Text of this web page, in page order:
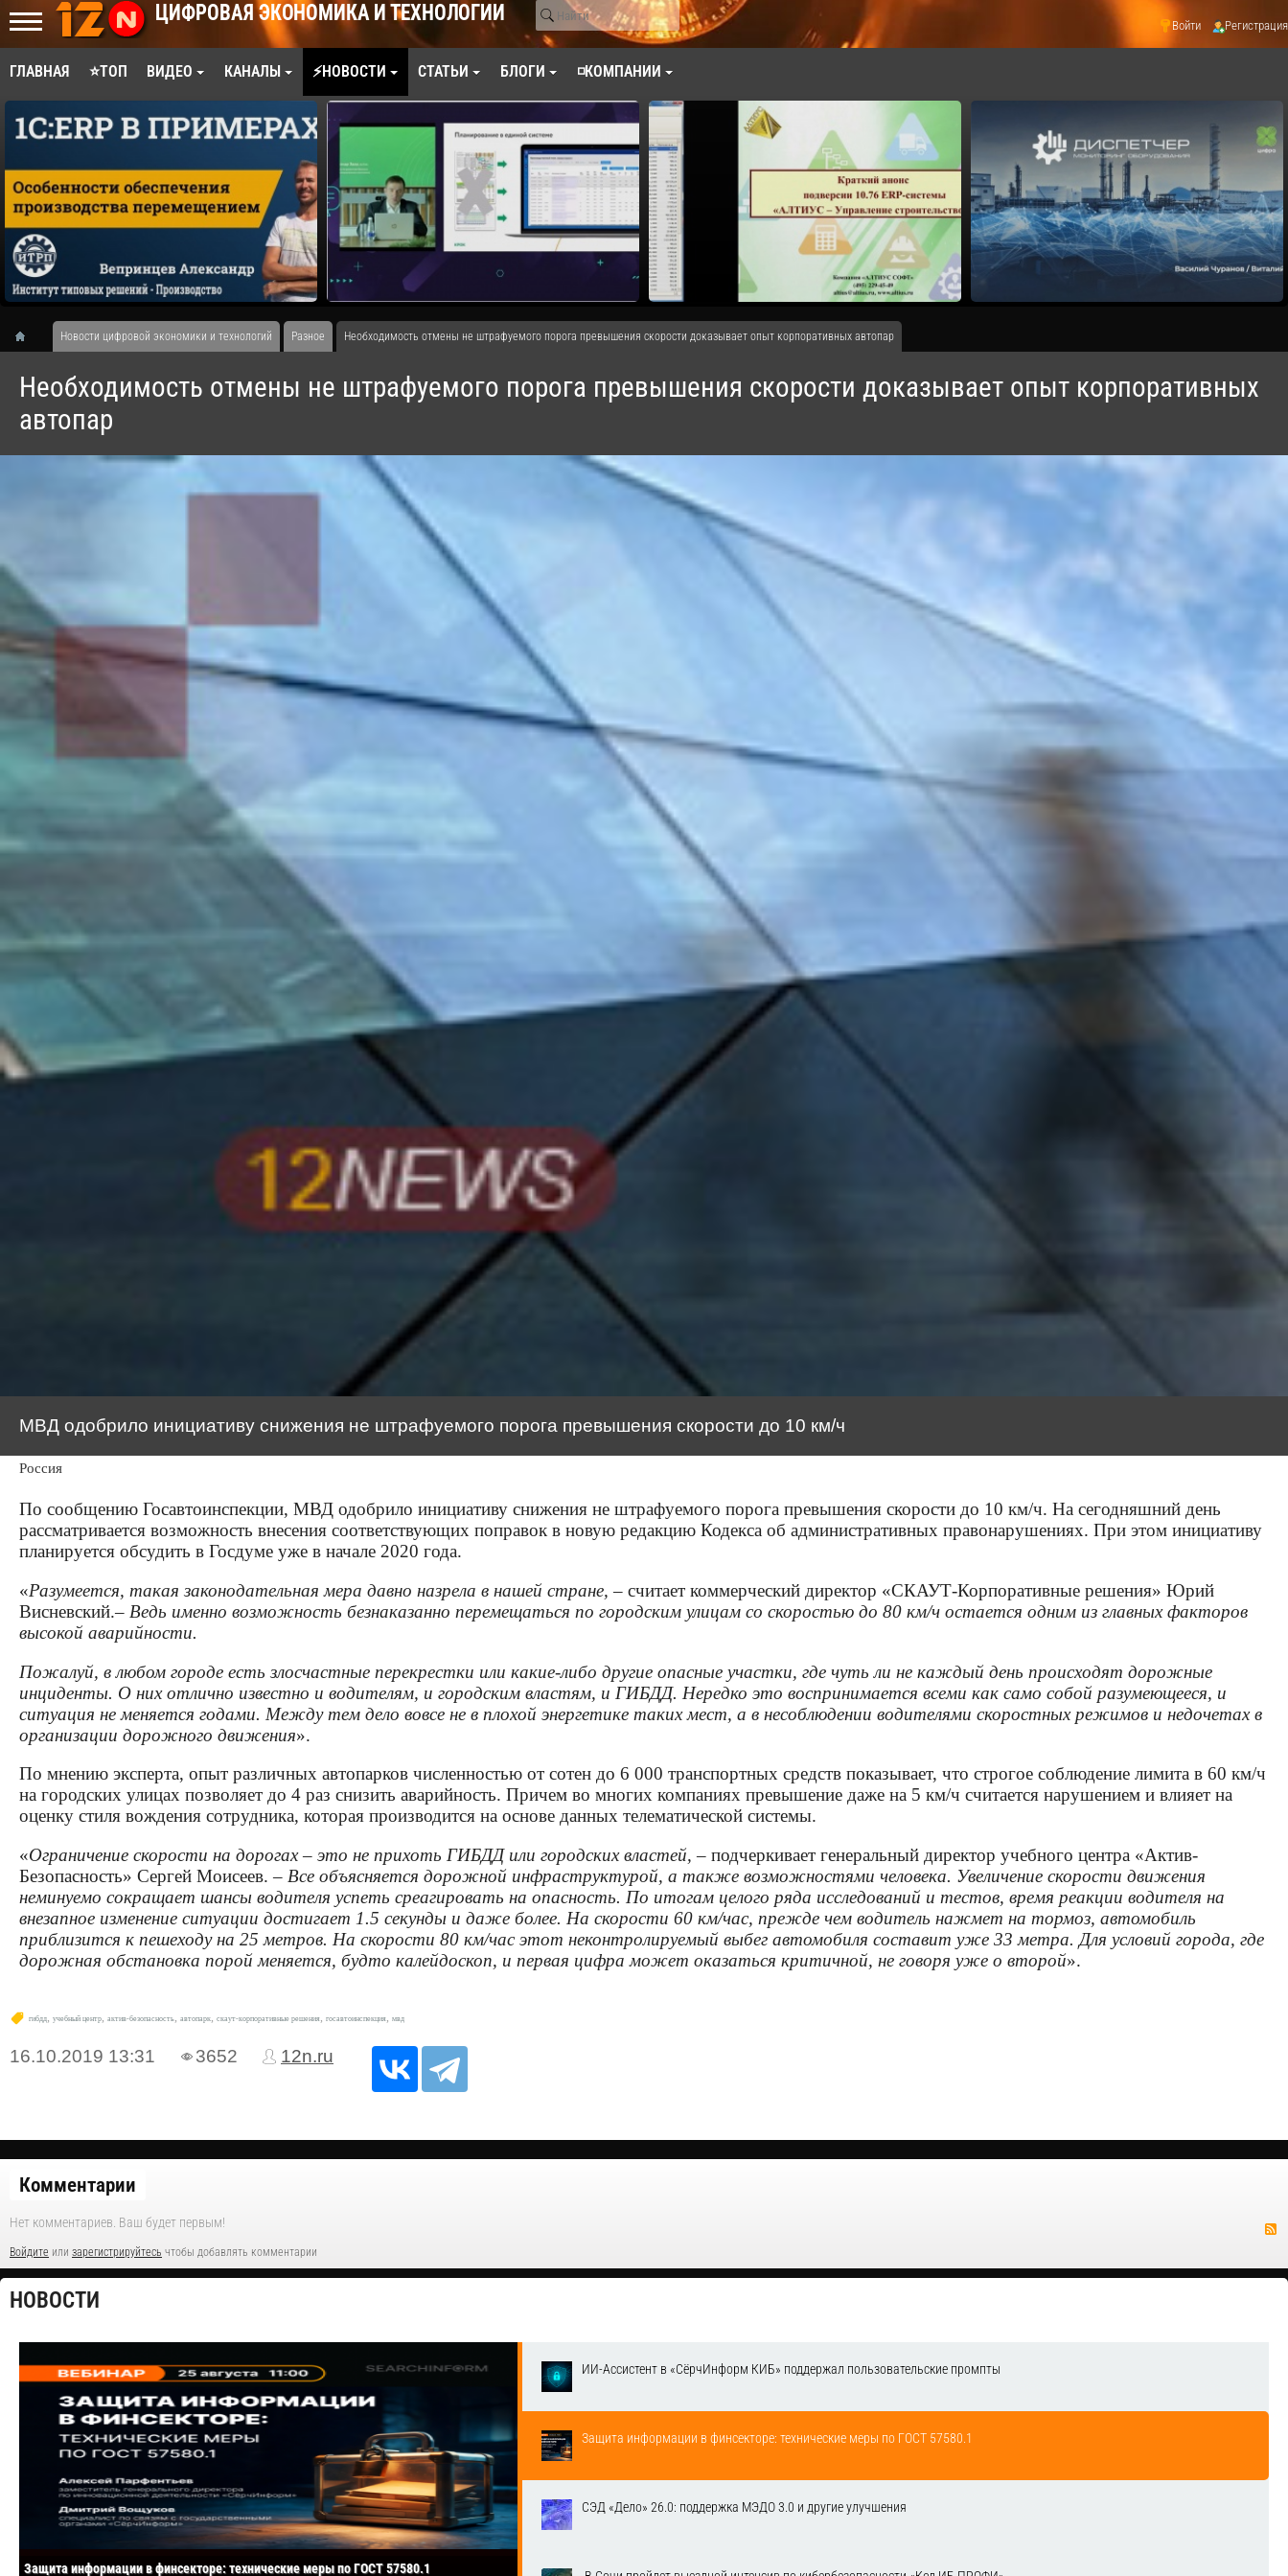
ЦИФРОВАЯ ЭКОНОМИКА И ТЕХНОЛОГИИ Войти Регистрация
ГЛАВНАЯ ⭐ТОП ВИДЕО КАНАЛЫ ⚡НОВОСТИ СТАТЬИ БЛОГИ ◽КОМПАНИИ
Новости цифровой экономики и технологий Разное Необходимость отмены не штрафуемого порога превышения скорости доказывает опыт корпоративных автопар
Необходимость отмены не штрафуемого порога превышения скорости доказывает опыт корпоративных
автопар
МВД одобрило инициативу снижения не штрафуемого порога превышения скорости до 10 км/ч
Россия
По сообщению Госавтоинспекции, МВД одобрило инициативу снижения не штрафуемого порога превышения скорости до 10 км/ч. На сегодняшний день
рассматривается возможность внесения соответствующих поправок в новую редакцию Кодекса об административных правонарушениях. При этом инициативу
планируется обсудить в Госдуме уже в начале 2020 года.
«Разумеется, такая законодательная мера давно назрела в нашей стране,– считает коммерческий директор «СКАУТ-Корпоративные решения» Юрий
Висневский.– Ведь именно возможность безнаказанно перемещаться по городским улицам со скоростью до 80 км/ч остается одним из главных факторов
высокой аварийности.
Пожалуй, в любом городе есть злосчастные перекрестки или какие-либо другие опасные участки, где чуть ли не каждый день происходят дорожные
инциденты. О них отлично известно и водителям, и городским властям, и ГИБДД. Нередко это воспринимается всеми как само собой разумеющееся, и
ситуация не меняется годами. Между тем дело вовсе не в плохой энергетике таких мест, а в несоблюдении водителями скоростных режимов и недочетах в
организации дорожного движения».
По мнению эксперта, опыт различных автопарков численностью от сотен до 6 000 транспортных средств показывает, что строгое соблюдение лимита в 60 км/ч
на городских улицах позволяет до 4 раз снизить аварийность. Причем во многих компаниях превышение даже на 5 км/ч считается нарушением и влияет на
оценку стиля вождения сотрудника, которая производится на основе данных телематической системы.
«Ограничение скорости на дорогах – это не прихоть ГИБДД или городских властей,– подчеркивает генеральный директор учебного центра «Актив-
Безопасность» Сергей Моисеев.– Все объясняется дорожной инфраструктурой, а также возможностями человека. Увеличение скорости движения
неминуемо сокращает шансы водителя успеть среагировать на опасность. По итогам целого ряда исследований и тестов, время реакции водителя на
внезапное изменение ситуации достигает 1.5 секунды и даже более. На скорости 60 км/час, прежде чем водитель нажмет на тормоз, автомобиль
приблизится к пешеходу на 25 метров. На скорости 80 км/час этот неконтролируемый выбег автомобиля составит уже 33 метра. Для условий города, где
дорожная обстановка порой меняется, будто калейдоскоп, и первая цифра может оказаться критичной, не говоря уже о второй».
гибдд, учебный центр, актив-безопасность, автопарк, скаут-корпоративные решения, госавтоинспекция, мвд
16.10.2019 13:31 3652 12n.ru
Комментарии
Нет комментариев. Ваш будет первым!
Войдите или зарегистрируйтесь чтобы добавлять комментарии
НОВОСТИ
Защита информации в финсекторе: технические меры по ГОСТ 57580.1
ИИ-Ассистент в «СёрчИнформ КИБ» поддержал пользовательские промпты
Защита информации в финсекторе: технические меры по ГОСТ 57580.1
СЭД «Дело» 26.0: поддержка МЭДО 3.0 и другие улучшения